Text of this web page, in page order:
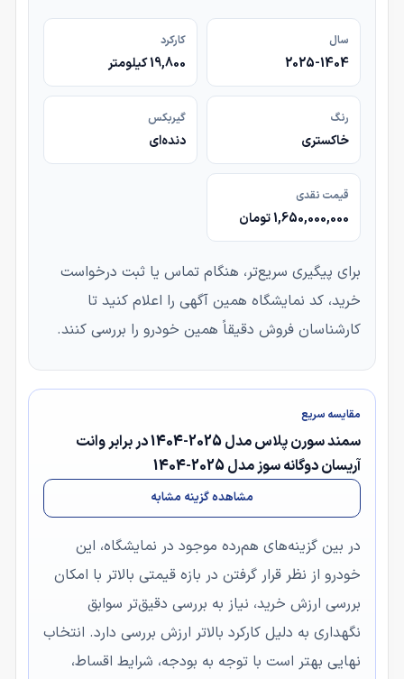
سال
2025-1404
کارکرد
19,800 کیلومتر
رنگ
خاکستری
گیربکس
دنده‌ای
قیمت نقدی
1,650,000,000 تومان
برای پیگیری سریع‌تر، هنگام تماس یا ثبت درخواست
خرید، کد نمایشگاه همین آگهی را اعلام کنید تا
کارشناسان فروش دقیقاً همین خودرو را بررسی کنند.
مقایسه سریع
سمند سورن پلاس مدل 2025-1404 در برابر وانت
آریسان دوگانه سوز مدل 2025-1404
مشاهده گزینه مشابه
در بین گزینه‌های هم‌رده موجود در نمایشگاه، این
خودرو از نظر قرار گرفتن در بازه قیمتی بالاتر با امکان
بررسی ارزش خرید، نیاز به بررسی دقیق‌تر سوابق
نگهداری به دلیل کارکرد بالاتر ارزش بررسی دارد. انتخاب
نهایی بهتر است با توجه به بودجه، شرایط اقساط،